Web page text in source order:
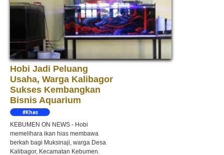
Hobi Jadi Peluang
Usaha, Warga Kalibagor
Sukses Kembangkan
Bisnis Aquarium
#Khas
KEBUMEN ON NEWS - Hobi
memelihara ikan hias membawa
berkah bagi Muksinaji, warga Desa
Kalibagor, Kecamatan Kebumen.